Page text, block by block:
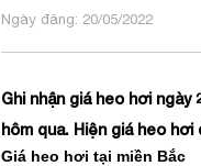
Ngày đăng: 20/05/2022
Ghi nhận giá heo hơi
hôm qua. Hiện giá heo
Giá heo hơi tại miền Bắc